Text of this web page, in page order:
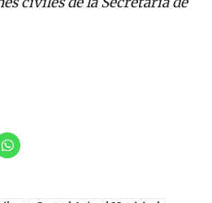
civiles de la Secretaría de